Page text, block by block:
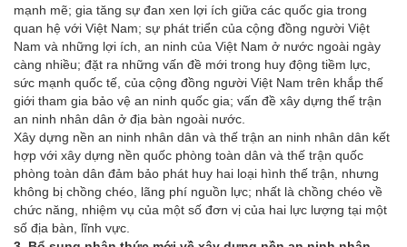
mạnh mẽ; gia tăng sự đan xen lợi ích giữa các quốc gia trong
quan hệ với Việt Nam; sự phát triển của cộng đồng người Việt
Nam và những lợi ích, an ninh của Việt Nam ở nước ngoài ngày
càng nhiều; đặt ra những vấn đề mới trong huy động tiềm lực,
sức mạnh quốc tế, của cộng đồng người Việt Nam trên khắp thế
giới tham gia bảo vệ an ninh quốc gia; vấn đề xây dựng thế trận
an ninh nhân dân ở địa bàn ngoài nước.
Xây dựng nền an ninh nhân dân và thế trận an ninh nhân dân kết
hợp với xây dựng nền quốc phòng toàn dân và thế trận quốc
phòng toàn dân đảm bảo phát huy hai loại hình thế trận, nhưng
không bị chồng chéo, lãng phí nguồn lực; nhất là chồng chéo về
chức năng, nhiệm vụ của một số đơn vị của hai lực lượng tại một
số địa bàn, lĩnh vực.